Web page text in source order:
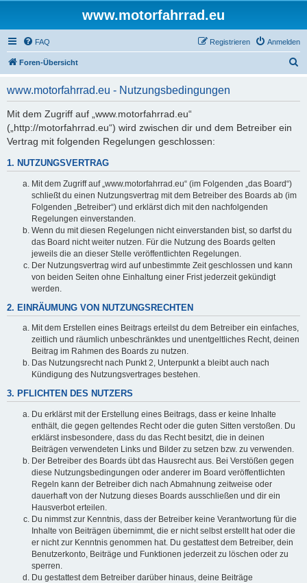
www.motorfahrrad.eu
FAQ Anmelden
Registrieren
Foren-Übersicht
www.motorfahrrad.eu - Nutzungsbedingungen
Mit dem Zugriff auf „www.motorfahrrad.eu“
(„http://motorfahrrad.eu“) wird zwischen dir und dem Betreiber ein
Vertrag mit folgenden Regelungen geschlossen:
1. NUTZUNGSVERTRAG
Mit dem Zugriff auf „www.motorfahrrad.eu“ (im Folgenden „das Board“)
schließt du einen Nutzungsvertrag mit dem Betreiber des Boards ab (im
Folgenden „Betreiber“) und erklärst dich mit den nachfolgenden
Regelungen einverstanden.
Wenn du mit diesen Regelungen nicht einverstanden bist, so darfst du
das Board nicht weiter nutzen. Für die Nutzung des Boards gelten
jeweils die an dieser Stelle veröffentlichten Regelungen.
Der Nutzungsvertrag wird auf unbestimmte Zeit geschlossen und kann
von beiden Seiten ohne Einhaltung einer Frist jederzeit gekündigt
werden.
2. EINRÄUMUNG VON NUTZUNGSRECHTEN
Mit dem Erstellen eines Beitrags erteilst du dem Betreiber ein einfaches,
zeitlich und räumlich unbeschränktes und unentgeltliches Recht, deinen
Beitrag im Rahmen des Boards zu nutzen.
Das Nutzungsrecht nach Punkt 2, Unterpunkt a bleibt auch nach
Kündigung des Nutzungsvertrages bestehen.
3. PFLICHTEN DES NUTZERS
Du erklärst mit der Erstellung eines Beitrags, dass er keine Inhalte
enthält, die gegen geltendes Recht oder die guten Sitten verstoßen. Du
erklärst insbesondere, dass du das Recht besitzt, die in deinen
Beiträgen verwendeten Links und Bilder zu setzen bzw. zu verwenden.
Der Betreiber des Boards übt das Hausrecht aus. Bei Verstößen gegen
diese Nutzungsbedingungen oder anderer im Board veröffentlichten
Regeln kann der Betreiber dich nach Abmahnung zeitweise oder
dauerhaft von der Nutzung dieses Boards ausschließen und dir ein
Hausverbot erteilen.
Du nimmst zur Kenntnis, dass der Betreiber keine Verantwortung für die
Inhalte von Beiträgen übernimmt, die er nicht selbst erstellt hat oder die
er nicht zur Kenntnis genommen hat. Du gestattest dem Betreiber, dein
Benutzerkonto, Beiträge und Funktionen jederzeit zu löschen oder zu
sperren.
Du gestattest dem Betreiber darüber hinaus, deine Beiträge